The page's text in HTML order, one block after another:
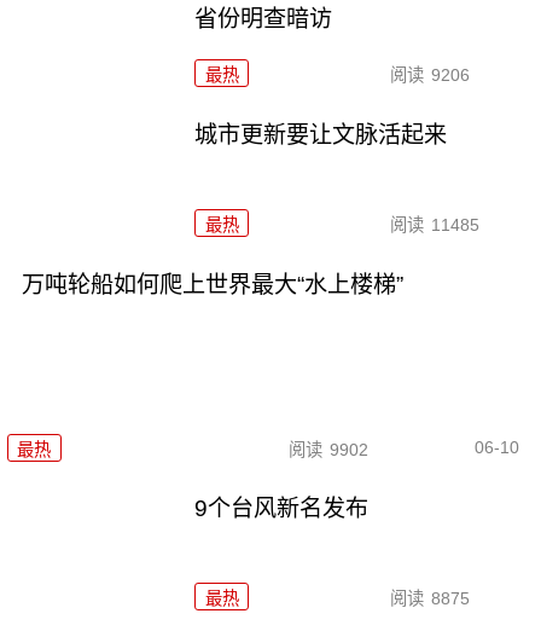
省份明查暗访
最热 阅读 9206
城市更新要让文脉活起来
最热 阅读 11485
万吨轮船如何爬上世界最大“水上楼梯”
最热 阅读 9902 06-10
9个台风新名发布
最热 阅读 8875